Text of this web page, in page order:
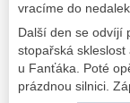
vracíme do
Další den se odvíjí
stopařská
u Fanťáka. Poté
prázdnou silnici.